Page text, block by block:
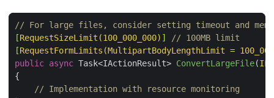
// For large files, consider setting timeout and
[RequestSizeLimit(100_000_000) ]
// 100MB limit
[RequestFormLimits(MultipartBodyLengthLimit =
public async Task<IActionResult> ConvertLargeFile(
// Implementation with resource monitoring